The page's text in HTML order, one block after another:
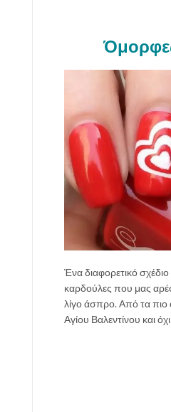
Ένα διαφορετικό
καρδούλες που μας
λίγο άσπρο. Από τα πιο
Αγίου Βαλεντίνου και